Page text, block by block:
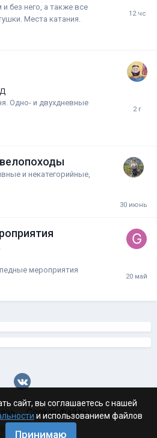
без него, а также все
Места катания.
Одно- и двухдневные
и некатегорийные,
мероприятия
Cookie-файлы
Волгограда - 2026
сайт, вы соглашаетесь с нашей
и использованием файлов
Принимаю